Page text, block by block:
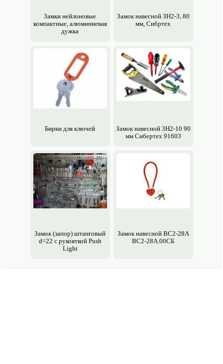
Замки нейлоновые
компактные, алюминиевая
дужка
Замок навесной ЗН2-3, 80
мм, Сибртех
Бирки для ключей
Замок навесной 3H2-10 90
мм Сибертех 91603
Замок (запор) штанговый
d=22 с рукояткой Push
Light
Замок навесной ВС2-28А
ВС2-28А.00СБ